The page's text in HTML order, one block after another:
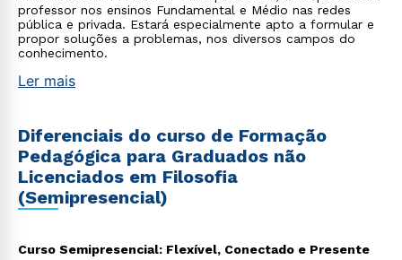
professor nos ensinos Fundamental e Médio nas redes
pública e privada. Estará especialmente apto a formular e
propor soluções a problemas, nos diversos campos do
conhecimento.
Ler mais
Diferenciais do curso de Formação
Pedagógica para Graduados não
Licenciados em Filosofia
(Semipresencial)
Curso Semipresencial: Flexível, Conectado e Presente